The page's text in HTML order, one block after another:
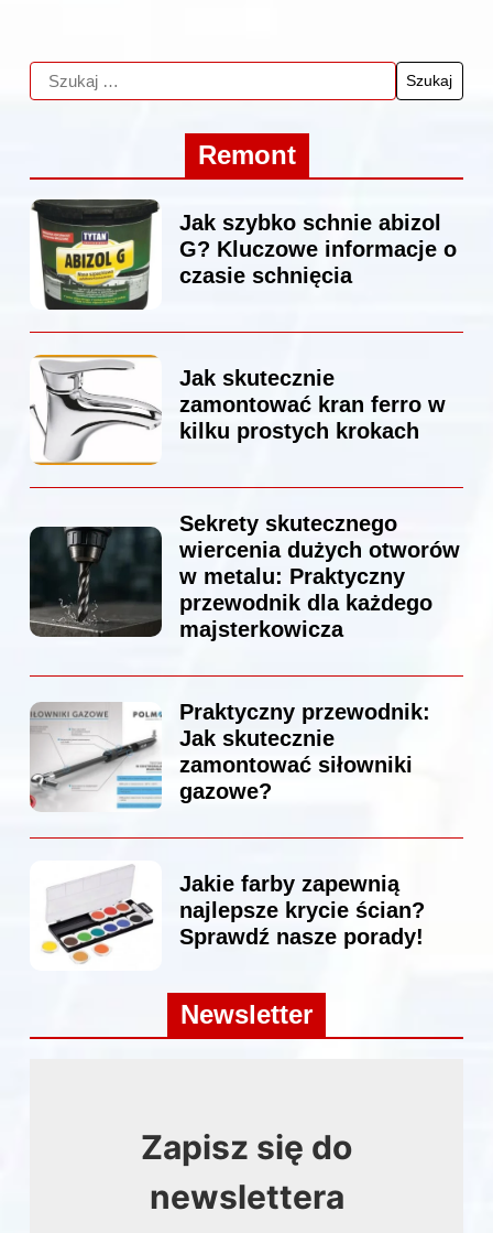
Remont
Jak szybko schnie abizol
G? Kluczowe informacje o
czasie schnięcia
Jak skutecznie
zamontować kran ferro w
kilku prostych krokach
Sekrety skutecznego
wiercenia dużych otworów
w metalu: Praktyczny
przewodnik dla każdego
majsterkowicza
Praktyczny przewodnik:
Jak skutecznie
zamontować siłowniki
gazowe?
Jakie farby zapewnią
najlepsze krycie ścian?
Sprawdź nasze porady!
Newsletter
Zapisz się do
newslettera